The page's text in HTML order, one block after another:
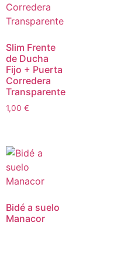
Slim Frente
de Ducha
Fijo + Puerta
Corredera
Transparente
1,00 €
Bidé a suelo
Manacor